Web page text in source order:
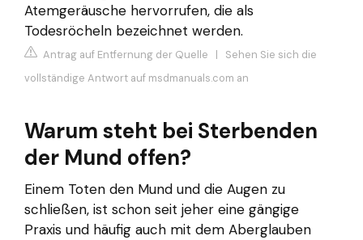
Atemgeräusche hervorrufen, die als
Todesröcheln bezeichnet werden.
Antrag auf Entfernung der Quelle | Sehen Sie sich die
vollständige Antwort auf msdmanuals.com an
Warum steht bei Sterbenden
der Mund offen?
Einem Toten den Mund und die Augen zu
schließen, ist schon seit jeher eine gängige
Praxis und häufig auch mit dem Aberglauben